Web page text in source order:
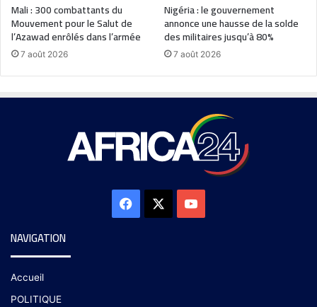
Mali : 300 combattants du
Mouvement pour le Salut de
l’Azawad enrôlés dans l’armée
7 août 2026
Nigéria : le gouvernement
annonce une hausse de la solde
des militaires jusqu’à 80%
7 août 2026
NAVIGATION
Accueil
POLITIQUE